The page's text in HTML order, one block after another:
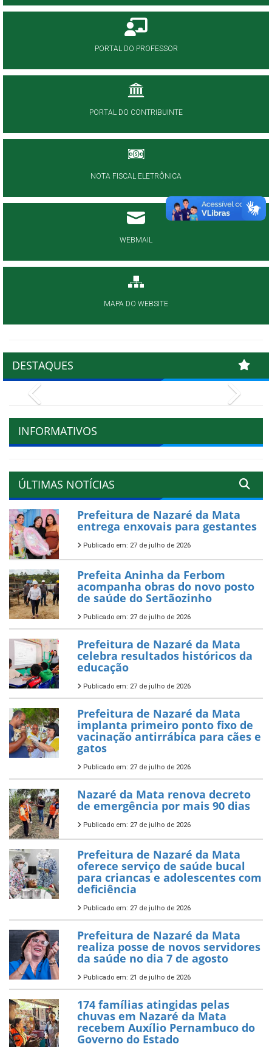
PORTAL DO PROFESSOR
PORTAL DO CONTRIBUINTE
NOTA FISCAL ELETRÔNICA
WEBMAIL
MAPA DO WEBSITE
DESTAQUES
INFORMATIVOS
ÚLTIMAS NOTÍCIAS
Prefeitura de Nazaré da Mata
entrega enxovais para gestantes
Publicado em: 27 de julho de 2026
Prefeita Aninha da Ferbom
acompanha obras do novo posto
de saúde do Sertãozinho
Publicado em: 27 de julho de 2026
Prefeitura de Nazaré da Mata
celebra resultados históricos da
educação
Publicado em: 27 de julho de 2026
Prefeitura de Nazaré da Mata
implanta primeiro ponto fixo de
vacinação antirrábica para cães e
gatos
Publicado em: 27 de julho de 2026
Nazaré da Mata renova decreto
de emergência por mais 90 dias
Publicado em: 27 de julho de 2026
Prefeitura de Nazaré da Mata
oferece serviço de saúde bucal
para criancas e adolescentes com
deficiência
Publicado em: 27 de julho de 2026
Prefeitura de Nazaré da Mata
realiza posse de novos servidores
da saúde no dia 7 de agosto
Publicado em: 21 de julho de 2026
174 famílias atingidas pelas
chuvas em Nazaré da Mata
recebem Auxílio Pernambuco do
Governo do Estado